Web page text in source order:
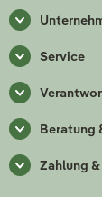
Service
Beratung
Zahlung